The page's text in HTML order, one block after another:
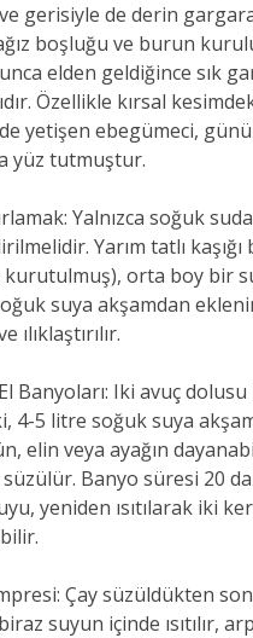
gerisiyle de derin
boşluğu ve burun
elden geldiğince sık
Özellikle kırsal
yetişen ebegümeci,
yüz tutmuştur.
Yalnızca soğuk suda
Yarım tatlı
kurutulmuş), orta boy bir
suya akşamdan
ılıklaştırılır.
Banyoları: Iki avuç dolusu
4-5 litre soğuk suya
elin veya ayağın
süzülür. Banyo süresi 20
yeniden ısıtılarak iki
Çay süzüldükten
suyun içinde ısıtılır,